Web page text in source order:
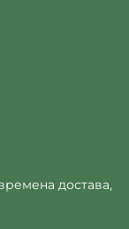
достава,